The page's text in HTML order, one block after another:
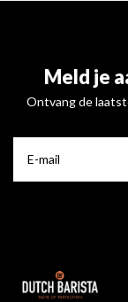
Meld je
Ontvang de